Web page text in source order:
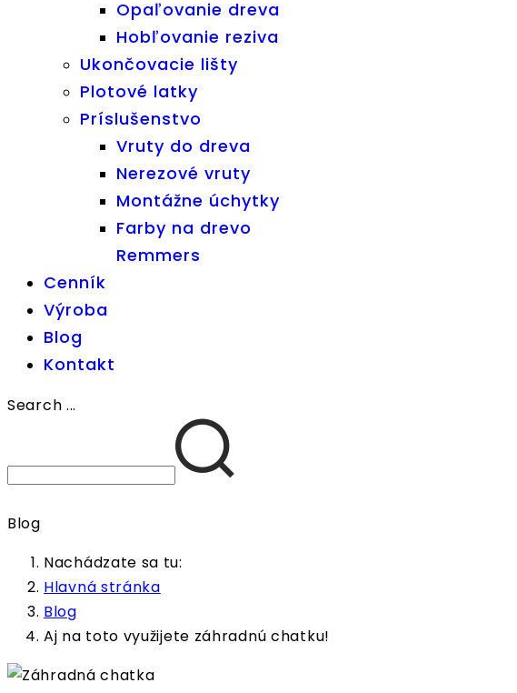
Opaľovanie dreva
Hobľovanie reziva
Ukončovacie lišty
Plotové latky
Príslušenstvo
Vruty do dreva
Nerezové vruty
Montážne úchytky
Farby na drevo
Remmers
Cenník
Výroba
Blog
Kontakt
Search ...
Blog
Nachádzate sa tu:
Hlavná stránka
Blog
Aj na toto využijete záhradnú chatku!